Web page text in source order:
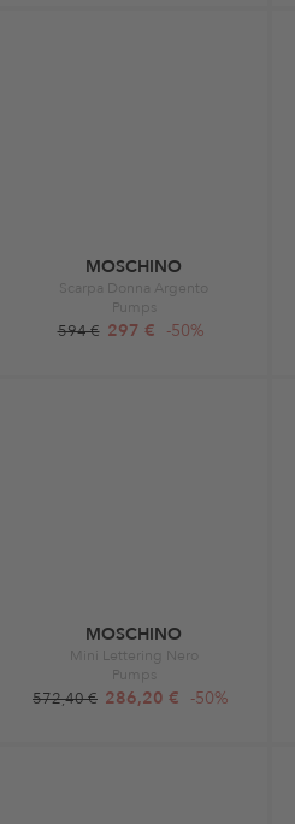
MOSCHINO
Scarpa Donna Argento
Pumps
594 € 297 € -50%
MOSCHINO
Mini Lettering Nero
Pumps
572,40 € 286,20 € -50%